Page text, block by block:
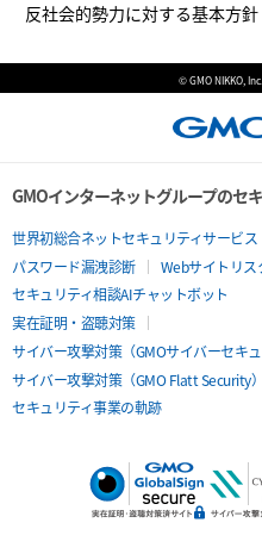
反社会的勢力に対する基本方針
© GMO NIKKO,
GMOインターネットグループのセ
世界初総合ネットセキュリティサービス
パスワード漏洩診断
Webサイトリス
セキュリティ相談AIチャットボット
実在証明・盗聴対策
サイバー攻撃対策（GMOサイバーセキュ
サイバー攻撃対策（GMO Flatt Security）
セキュリティ事業の軌跡